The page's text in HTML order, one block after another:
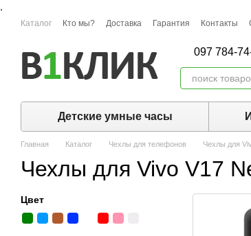
Перейти к основному контенту
Каталог Кто мы? Доставка Гарантия Контакты
097 784-
Детские умные часы
Главная Каталог Чехлы для телефонов Чехлы для
Чехлы для Vivo V17
Цвет